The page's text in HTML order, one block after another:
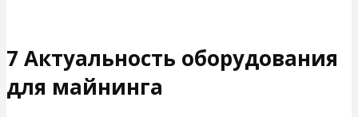
7 Актуальность оборудования
для майнинга